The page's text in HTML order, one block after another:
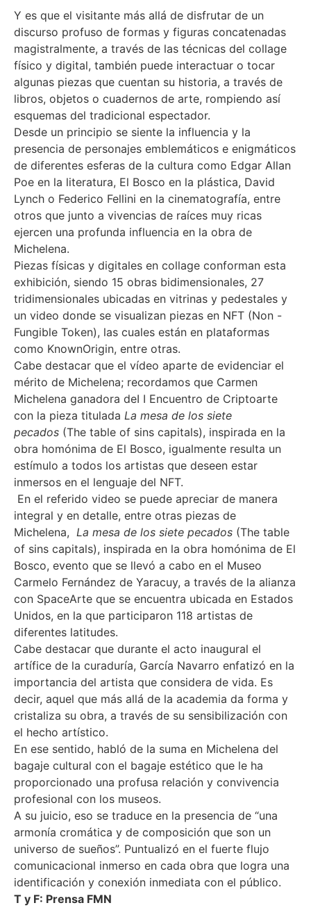
Y es que el visitante más allá de disfrutar de un
discurso profuso de formas y figuras concatenadas
magistralmente, a través de las técnicas del collage
físico y digital, también puede interactuar o tocar
algunas piezas que cuentan su historia, a través de
libros, objetos o cuadernos de arte, rompiendo así
esquemas del tradicional espectador.
Desde un principio se siente la influencia y la
presencia de personajes emblemáticos e enigmáticos
de diferentes esferas de la cultura como Edgar Allan
Poe en la literatura, El Bosco en la plástica, David
Lynch o Federico Fellini en la cinematografía, entre
otros que junto a vivencias de raíces muy ricas
ejercen una profunda influencia en la obra de
Michelena.
Piezas físicas y digitales en collage conforman esta
exhibición, siendo 15 obras bidimensionales, 27
tridimensionales ubicadas en vitrinas y pedestales y
un video donde se visualizan piezas en NFT (Non -
Fungible Token), las cuales están en plataformas
como KnownOrigin, entre otras.
Cabe destacar que el vídeo aparte de evidenciar el
mérito de Michelena; recordamos que Carmen
Michelena ganadora deI I Encuentro de Criptoarte
con la pieza titulada La mesa de los siete
pecados (The table of sins capitals), inspirada en la
obra homónima de El Bosco, igualmente resulta un
estímulo a todos los artistas que deseen estar
inmersos en el lenguaje del NFT.
En el referido video se puede apreciar de manera
integral y en detalle, entre otras piezas de
Michelena, La mesa de los siete pecados (The table
of sins capitals), inspirada en la obra homónima de El
Bosco, evento que se llevó a cabo en el Museo
Carmelo Fernández de Yaracuy, a través de la alianza
con SpaceArte que se encuentra ubicada en Estados
Unidos, en la que participaron 118 artistas de
diferentes latitudes.
Cabe destacar que durante el acto inaugural el
artífice de la curaduría, García Navarro enfatizó en la
importancia del artista que considera de vida. Es
decir, aquel que más allá de la academia da forma y
cristaliza su obra, a través de su sensibilización con
el hecho artístico.
En ese sentido, habló de la suma en Michelena del
bagaje cultural con el bagaje estético que le ha
proporcionado una profusa relación y convivencia
profesional con los museos.
A su juicio, eso se traduce en la presencia de “una
armonía cromática y de composición que son un
universo de sueños”. Puntualizó en el fuerte flujo
comunicacional inmerso en cada obra que logra una
identificación y conexión inmediata con el público.
T y F: Prensa FMN